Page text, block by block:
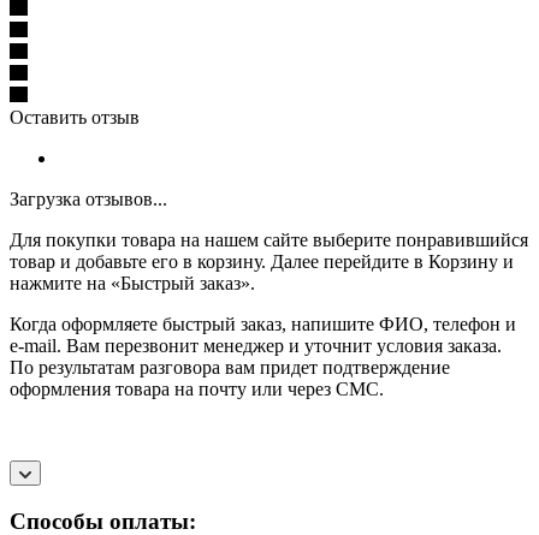
Оставить отзыв
Загрузка отзывов...
Для покупки товара на нашем сайте выберите понравившийся
товар и добавьте его в корзину. Далее перейдите в Корзину и
нажмите на «Быстрый заказ».
Когда оформляете быстрый заказ, напишите ФИО, телефон и
e-mail. Вам перезвонит менеджер и уточнит условия заказа.
По результатам разговора вам придет подтверждение
оформления товара на почту или через СМС.
Способы оплаты: